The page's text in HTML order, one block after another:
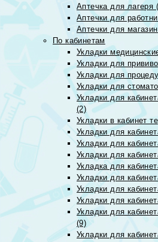
Аптечка для лагеря
Аптечки для
Аптечки для
По кабинетам
Укладки
Укладки для
Укладки для
Укладки для
Укладки для
(2)
Укладки в кабинет
Укладки для
Укладки для
Укладки для
Укладка для
Укладки для
Укладки для
Укладки для
Укладки для
(9)
Укладки для